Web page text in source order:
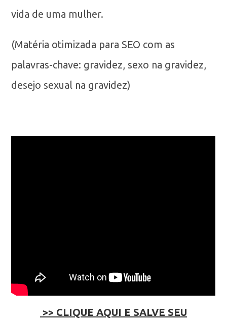
vida de uma mulher.
(Matéria otimizada para SEO com as
palavras-chave: gravidez, sexo na gravidez,
desejo sexual na gravidez)
>> CLIQUE AQUI E SALVE SEU